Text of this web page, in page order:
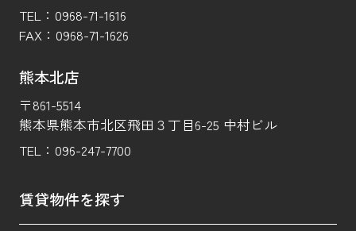
TEL： 0968-71-1616
FAX： 0968-71-1626
熊本北店
〒861-5514
熊本県熊本市北区飛田３丁目6-25 中村ビル
TEL： 096-247-7700
賃貸物件を探す